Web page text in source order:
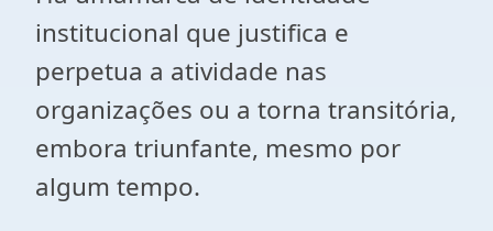
institucional que justifica e
perpetua a atividade nas
organizações ou a torna transitória,
embora triunfante, mesmo por
algum tempo.